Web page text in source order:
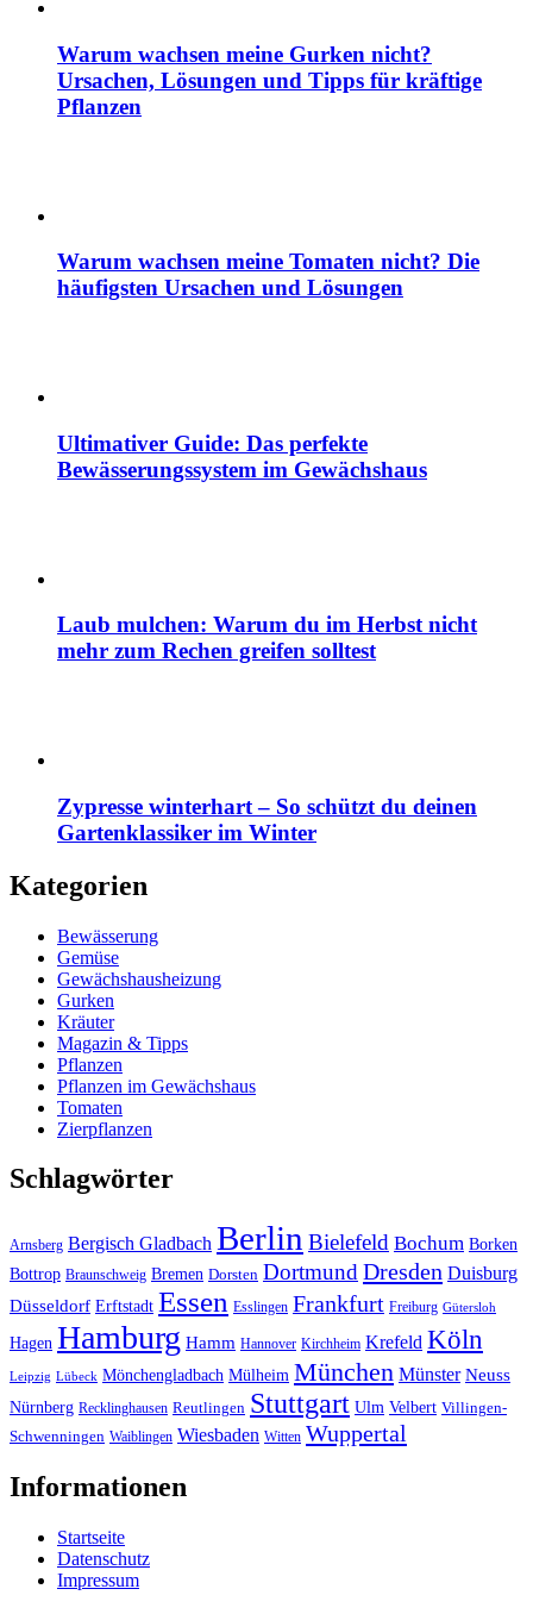
Warum wachsen meine Gurken nicht?
Ursachen, Lösungen und Tipps für kräftige
Pflanzen
Warum wachsen meine Tomaten nicht? Die
häufigsten Ursachen und Lösungen
Ultimativer Guide: Das perfekte
Bewässerungssystem im Gewächshaus
Laub mulchen: Warum du im Herbst nicht
mehr zum Rechen greifen solltest
Zypresse winterhart – So schützt du deinen
Gartenklassiker im Winter
Kategorien
Bewässerung
Gemüse
Gewächshausheizung
Gurken
Kräuter
Magazin & Tipps
Pflanzen
Pflanzen im Gewächshaus
Tomaten
Zierpflanzen
Schlagwörter
Arnsberg Bergisch Gladbach Berlin Bielefeld Bochum Borken
Bottrop Braunschweig Bremen Dorsten DortmundDresden Duisburg
Düsseldorf Erftstadt Essen Esslingen Frankfurt Freiburg Gütersloh
Hagen Hamburg Hamm Hannover Kirchheim Krefeld Köln
Leipzig Lübeck Mönchengladbach Mülheim München Münster Neuss
Nürnberg Recklinghausen Reutlingen Stuttgart Ulm Velbert Villingen-
Schwenningen Waiblingen Wiesbaden Witten Wuppertal
Informationen
Startseite
Datenschutz
Impressum